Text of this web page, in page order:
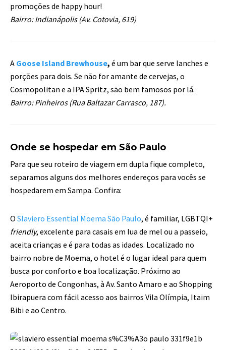
promoções de happy hour!
Bairro: Indianápolis (Av. Cotovia, 619)
A Goose Island Brewhouse, é um bar que serve lanches e
porções para dois. Se não for amante de cervejas, o
Cosmopolitan e a IPA Spritz, são bem famosos por lá.
Bairro: Pinheiros (Rua Baltazar Carrasco, 187).
Onde se hospedar em São Paulo
Para que seu roteiro de viagem em dupla fique completo,
separamos alguns dos melhores endereços para vocês se
hospedarem em Sampa. Confira:
O Slaviero Essential Moema São Paulo, é familiar, LGBTQI+
friendly, excelente para casais em lua de mel ou a passeio,
aceita crianças e é para todas as idades. Localizado no
bairro nobre de Moema, o hotel é o lugar ideal para quem
busca por conforto e boa localização. Próximo ao
Aeroporto de Congonhas, à Av. Santo Amaro e ao Shopping
Ibirapuera com fácil acesso aos bairros Vila Olímpia, Itaim
Bibi e ao Centro.